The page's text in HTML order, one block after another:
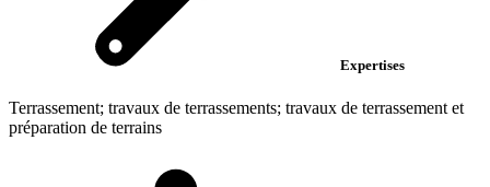
Expertises
Terrassement; travaux de terrassements; travaux de terrassement et
préparation de terrains